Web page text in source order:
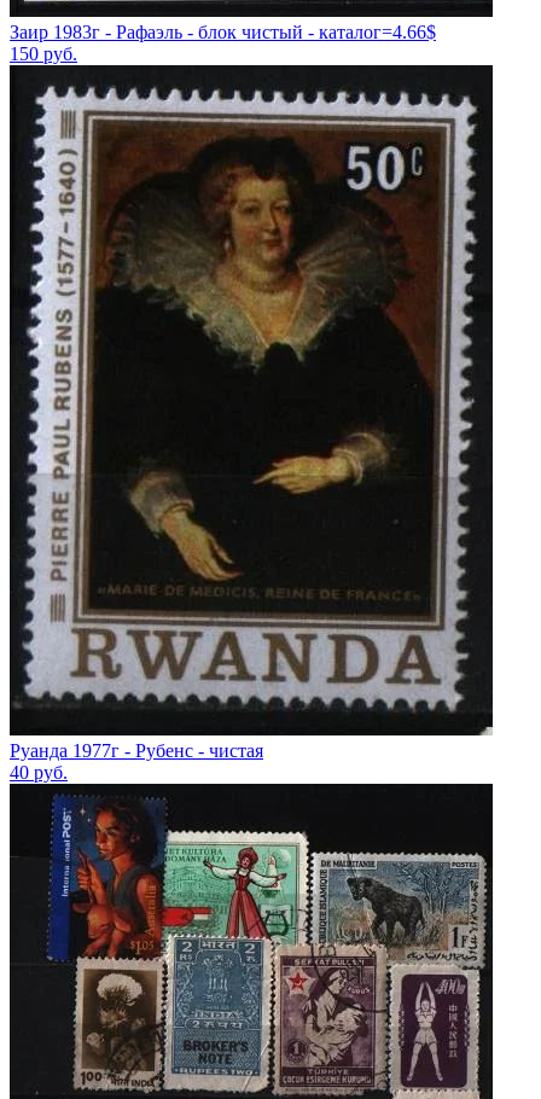
Заир 1983г - Рафаэль - блок чистый - каталог=4.66$
150 руб.
Руанда 1977г - Рубенс - чистая
40 руб.